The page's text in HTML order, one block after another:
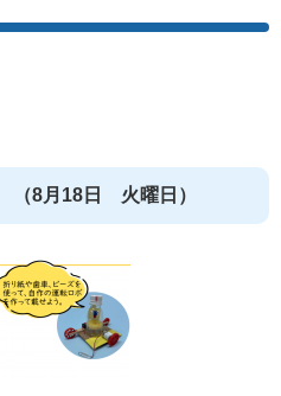
（8月18日 火曜日）